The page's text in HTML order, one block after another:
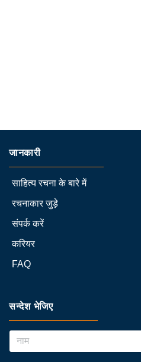
जानकारी
साहित्य रचना के बारे में
रचनाकार जुड़े
संपर्क करें
करियर
FAQ
सन्देश भेजिए